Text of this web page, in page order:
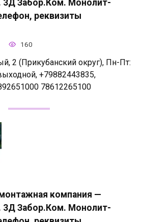
3Д Забор.Ком. Монолит-
реквизиты
160
2 (Прикубанский округ), Пн-Пт:
+79882443835,
78612265100
компания —
3Д Забор.Ком. Монолит-